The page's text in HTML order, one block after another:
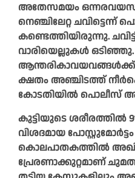
അതേസമയം
നെഞ്ചിലേറ്റ ചവിട്ടെന്ന്
കണ്ടെത്തിയിരുന്നു.
വാരിയെല്ലുകള്‍
ആന്തരികാവയവങ്ങള്‍ക്ക്
ക്ഷതം അഞ്ചിടത്ത്
കോടതിയില്‍ പൊലീസ്
കുട്ടിയുടെ ശരീരത്തില്‍
വിശദമായ പോസ്റ്റുമോര്‍ട്ടം
കൊലപാതകത്തില്‍
പ്രേരണാക്കുറ്റമാണ്